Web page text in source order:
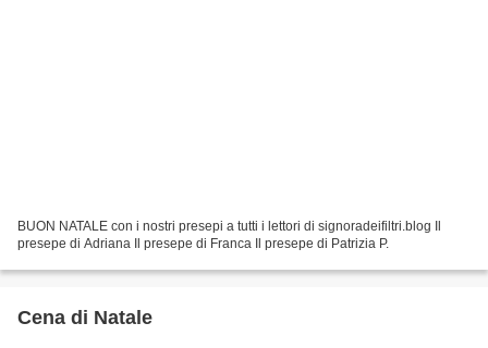
BUON NATALE con i nostri presepi a tutti i lettori di signoradeifiltri.blog Il
presepe di Adriana Il presepe di Franca Il presepe di Patrizia P.
Cena di Natale